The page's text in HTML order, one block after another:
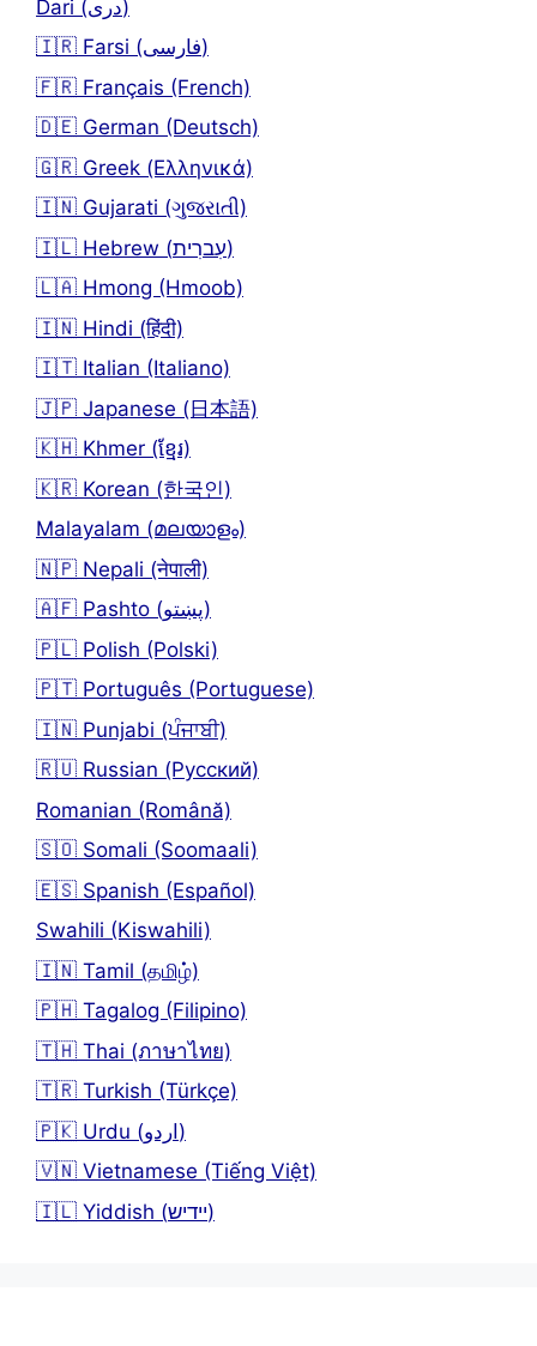
Dari (دری)
🇮🇷 Farsi (فارسی)
🇫🇷 Français (French)
🇩🇪 German (Deutsch)
🇬🇷 Greek (Ελληνικά)
🇮🇳 Gujarati (ગુજરાતી)
🇮🇱 Hebrew (עִברִית)
🇱🇦 Hmong (Hmoob)
🇮🇳 Hindi (हिंदी)
🇮🇹 Italian (Italiano)
🇯🇵 Japanese (日本語)
🇰🇭 Khmer (ខ្មែរ)
🇰🇷 Korean (한국인)
Malayalam (മലയാളം)
🇳🇵 Nepali (नेपाली)
🇦🇫 Pashto (پښتو)
🇵🇱 Polish (Polski)
🇵🇹 Português (Portuguese)
🇮🇳 Punjabi (ਪੰਜਾਬੀ)
🇷🇺 Russian (Русский)
Romanian (Română)
🇸🇴 Somali (Soomaali)
🇪🇸 Spanish (Español)
Swahili (Kiswahili)
🇮🇳 Tamil (தமிழ்)
🇵🇭 Tagalog (Filipino)
🇹🇭 Thai (ภาษาไทย)
🇹🇷 Turkish (Türkçe)
🇵🇰 Urdu (اردو)
🇻🇳 Vietnamese (Tiếng Việt)
🇮🇱 Yiddish (יידיש)